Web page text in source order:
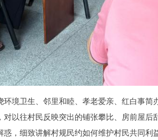
卫生、邻里和睦、孝老爱亲、红白事简
以往村民反映突出的铺张攀比、房前屋
，细致讲解村规民约如何维护村民共同